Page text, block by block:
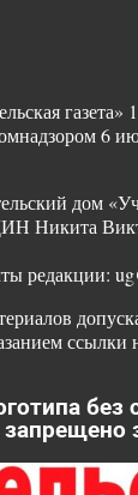
газета»
6
дом
Никита
редакции:
ссылки
без